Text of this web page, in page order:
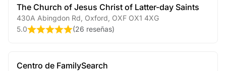
The Church of Jesus Christ of Latter-day Saints
430A Abingdon Rd Oxford OXF OX1 4XG
5.0
(26 reseñas)
Centro de FamilySearch